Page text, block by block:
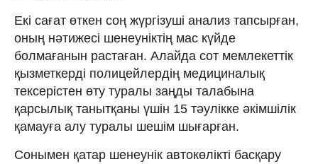
Екі сағат өткен соң жүргізуші анализ тапсырған,
оның нәтижесі шенеуніктің мас күйде
болмағанын растаған. Алайда сот мемлекеттік
қызметкерді полицейлердің медициналық
тексерістен өту туралы заңды талабына
қарсылық танытқаны үшін 15 тәулікке әкімшілік
қамауға алу туралы шешім шығарған.
Сонымен қатар шенеунік автокөлікті басқару